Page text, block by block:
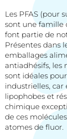
Les PFAS (pour
sont une famille
font partie de
Présentes dans
emballages
antiadhésifs, les
sont idéales
industrielles,
lipophobes et
chimique
de ces
atomes de fluor.